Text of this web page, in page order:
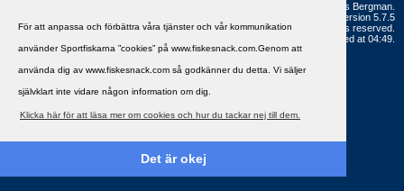
För att anpassa och förbättra våra tjänster och vår kommunikation
använder Sportfiskarna ”cookies” på www.fiskesnack.com.Genom att
använda dig av www.fiskesnack.com så godkänner du detta. Vi säljer
självklart inte vidare någon information om dig.
Klicka här för att läsa mer om cookies och hur du tackar nej till dem.
Det är okej
Copyright ©2002 - 2021, FiskeSnack.com. Grundad 2002 av Anders Bergman.
Version 5.7.5
Copyright © 2026 MH Sub I, LLC dba vBulletin. All rights reserved.
All times are GMT+1. This page was generated at 04:49.